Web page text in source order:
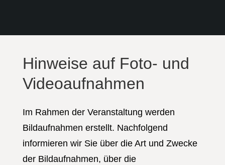
Hinweise auf Foto- und
Videoaufnahmen
Im Rahmen der Veranstaltung werden
Bildaufnahmen erstellt. Nachfolgend
informieren wir Sie über die Art und Zwecke
der Bildaufnahmen, über die